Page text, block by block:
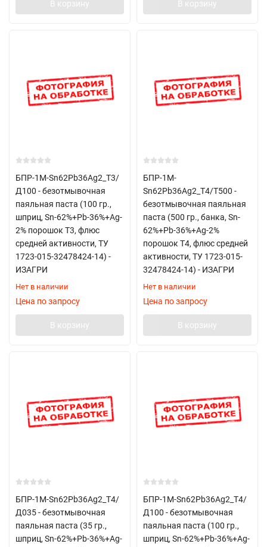
В корзину В корзину
БПР-1М-Sn62Pb36Ag2_Т3/
Д100 - безотмывочная
паяльная паста (100 гр.,
шприц, Sn-62%+Pb-36%+Ag-
2% порошок Т3, флюс
средней активности, ТУ
1723-015-32478424-14) -
ИЗАГРИ
Нет в наличии
Цена по запросу
В корзину
БПР-1М-
Sn62Pb36Ag2_Т4/T500 -
безотмывочная паяльная
паста (500 гр., банка, Sn-
62%+Pb-36%+Ag-2%
порошок Т4, флюс средней
активности, ТУ 1723-015-
32478424-14) - ИЗАГРИ
Нет в наличии
Цена по запросу
В корзину
БПР-1М-Sn62Pb36Ag2_Т4/
Д035 - безотмывочная
паяльная паста (35 гр.,
шприц, Sn-62%+Pb-36%+Ag-
БПР-1М-Sn62Pb36Ag2_Т4/
Д100 - безотмывочная
паяльная паста (100 гр.,
шприц, Sn-62%+Pb-36%+Ag-